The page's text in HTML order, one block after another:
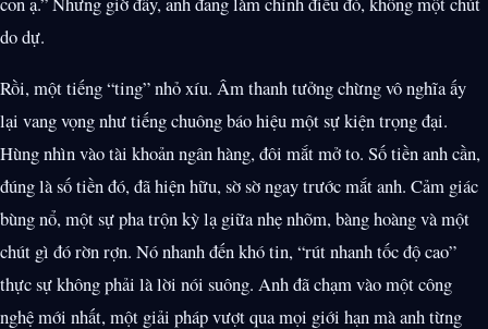
do dự.
Rồi, một tiếng “ting” nhỏ xíu. Âm thanh tưởng chừng vô nghĩa ấy
lại vang vọng như tiếng chuông báo hiệu một sự kiện trọng đại.
Hùng nhìn vào tài khoản ngân hàng, đôi mắt mở to. Số tiền anh cần,
đúng là số tiền đó, đã hiện hữu, sờ sờ ngay trước mắt anh. Cảm giác
bùng nổ, một sự pha trộn kỳ lạ giữa nhẹ nhõm, bàng hoàng và một
chút gì đó rờn rợn. Nó nhanh đến khó tin, “rút nhanh tốc độ cao”
thực sự không phải là lời nói suông. Anh đã chạm vào một công
nghệ mới nhất, một giải pháp vượt qua mọi giới hạn mà anh từng